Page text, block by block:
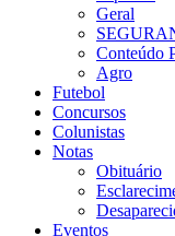
Geral
Conteúdo
Agro
Futebol
Concursos
Colunistas
Notas
Obituário
Eventos